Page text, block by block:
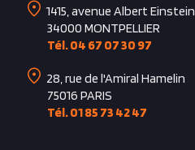
1415, avenue Albert Einstein
34000 MONTPELLIER
Tél. 04 67 07 30 97
28, rue de l'Amiral Hamelin
75016 PARIS
Tél. 01 85 73 42 47